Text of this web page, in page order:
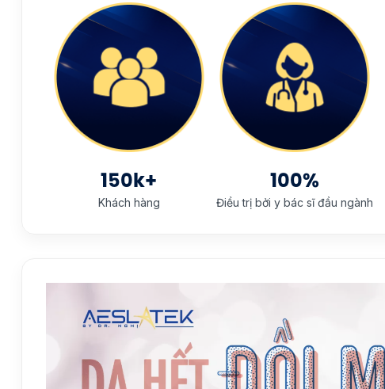
150k+
Khách hàng
100%
Điều trị bởi y bác sĩ đầu ngành